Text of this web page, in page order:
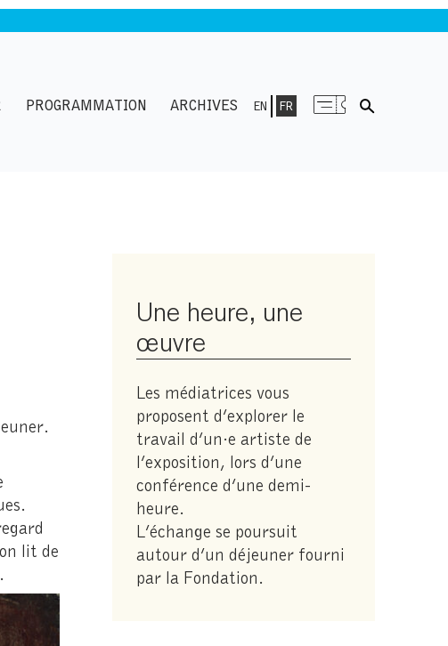
PROGRAMMATION ARCHIVES EN FR
lit de
Une heure, une
œuvre
Les médiatrices vous
proposent d’explorer le
travail d’un·e artiste de
l’exposition, lors d’une
conférence d’une demi-
heure.
L’échange se poursuit
autour d’un déjeuner fourni
par la Fondation.